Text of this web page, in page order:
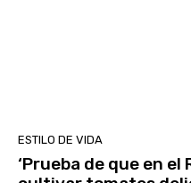
ESTILO DE VIDA
‘Prueba de que en el